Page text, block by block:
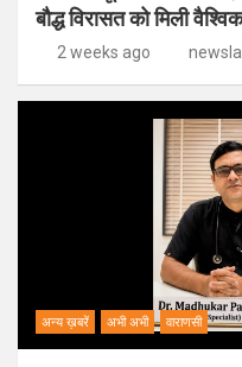
बौद्ध विरासत को मिली
2 weeks ago
अन्य ख़बरें अभी अभी वाराणसी